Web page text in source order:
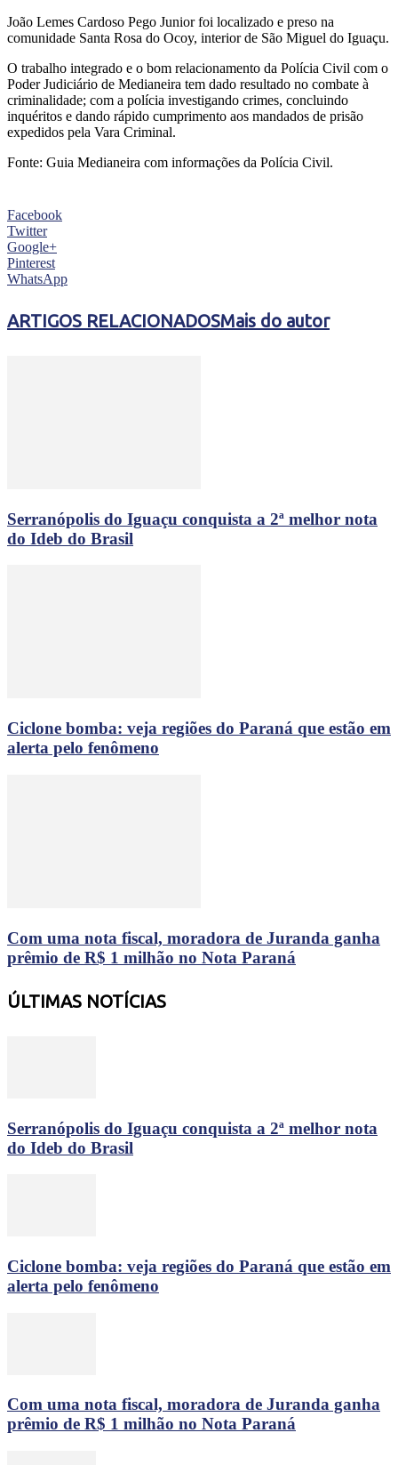
João Lemes Cardoso Pego Junior foi localizado e preso na
comunidade Santa Rosa do Ocoy, interior de São Miguel do Iguaçu.
O trabalho integrado e o bom relacionamento da Polícia Civil com o
Poder Judiciário de Medianeira tem dado resultado no combate à
criminalidade; com a polícia investigando crimes, concluindo
inquéritos e dando rápido cumprimento aos mandados de prisão
expedidos pela Vara Criminal.
Fonte: Guia Medianeira com informações da Polícia Civil.
Facebook
Twitter
Google+
Pinterest
WhatsApp
ARTIGOS RELACIONADOSMais do autor
Serranópolis do Iguaçu conquista a 2ª melhor nota
do Ideb do Brasil
Ciclone bomba: veja regiões do Paraná que estão em
alerta pelo fenômeno
Com uma nota fiscal, moradora de Juranda ganha
prêmio de R$ 1 milhão no Nota Paraná
ÚLTIMAS NOTÍCIAS
Serranópolis do Iguaçu conquista a 2ª melhor nota
do Ideb do Brasil
Ciclone bomba: veja regiões do Paraná que estão em
alerta pelo fenômeno
Com uma nota fiscal, moradora de Juranda ganha
prêmio de R$ 1 milhão no Nota Paraná